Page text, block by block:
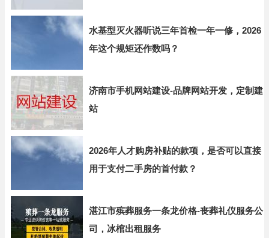
水基型灭火器听说三年首检一年一修，2026
年这个规矩还作数吗？
济南市手机网站建设-品牌网站开发，定制建
站
2026年人才购房补贴的款项，是否可以直接
用于支付二手房的首付款？
湛江市殡葬服务一条龙价格-丧葬礼仪服务公
司，冰棺出租服务